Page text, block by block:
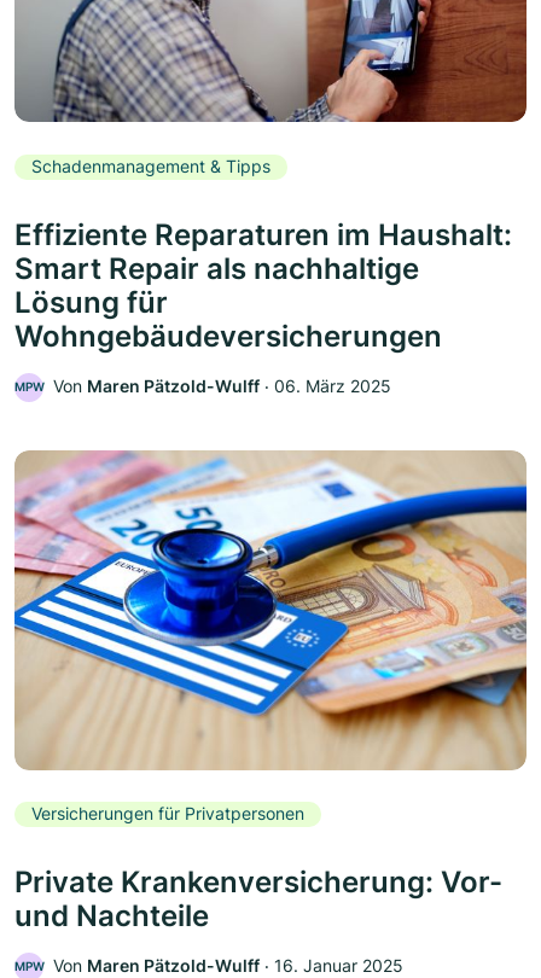
Schadenmanagement & Tipps
Effiziente Reparaturen im Haushalt:
Smart Repair als nachhaltige
Lösung für
Wohngebäudeversicherungen
MPW Von Maren Pätzold-Wulff ‧ 06. März 2025
Versicherungen für Privatpersonen
Private Krankenversicherung: Vor-
und Nachteile
MPW Von Maren Pätzold-Wulff ‧ 16. Januar 2025